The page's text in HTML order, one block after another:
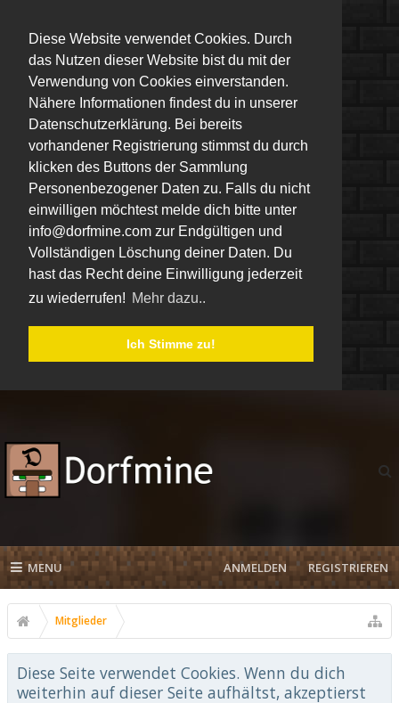
Diese Website verwendet Cookies. Durch
das Nutzen dieser Website bist du mit der
Verwendung von Cookies einverstanden.
Nähere Informationen findest du in unserer
Datenschutzerklärung. Bei bereits
vorhandener Registrierung stimmst du durch
klicken des Buttons der Sammlung
Personenbezogener Daten zu. Falls du nicht
einwilligen möchtest melde dich bitte unter
info@dorfmine.com zur Endgültigen und
Vollständigen Löschung deiner Daten. Du
hast das Recht deine Einwilligung jederzeit
zu wiederrufen! Mehr dazu..
Ich Stimme zu!
MENU ANMELDEN REGISTRIEREN
Mitglieder
Diese Seite verwendet Cookies. Wenn du dich
weiterhin auf dieser Seite aufhältst, akzeptierst